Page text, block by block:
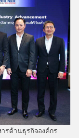
านธุรกิจองค์กร